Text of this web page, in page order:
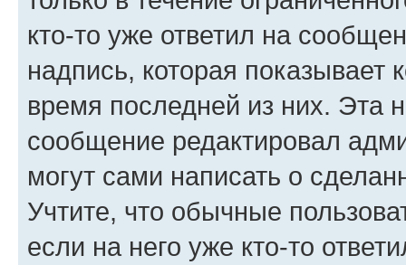
кто-то уже ответил на
надпись, которая показывает
время последней из них. Эта
сообщение редактировал
могут сами написать о
Учтите, что обычные
если на него уже кто-то